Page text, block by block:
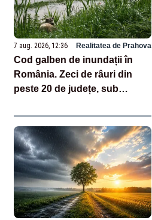
7 aug. 2026, 12:36 Realitatea de Prahova
Cod galben de inundații în
România. Zeci de râuri din
peste 20 de județe, sub